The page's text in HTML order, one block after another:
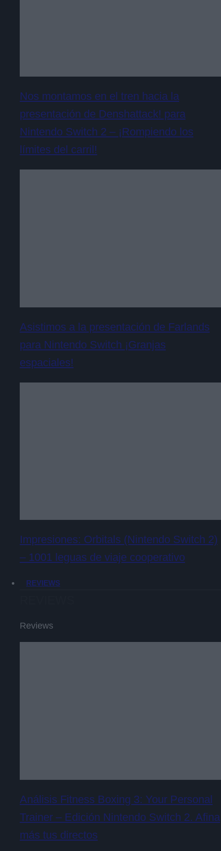
Nos montamos en el tren hacia la
presentación de Denshattack! para
Nintendo Switch 2 – ¡Rompiendo los
límites del carril!
Asistimos a la presentación de Farlands
para Nintendo Switch ¡Granjas
espaciales!
Impresiones: Orbitals (Nintendo Switch 2)
– 1001 leguas de viaje cooperativo
REVIEWS
Reviews
Análisis Fitness Boxing 3: Your Personal
Trainer – Edición Nintendo Switch 2. Afina
más tus directos